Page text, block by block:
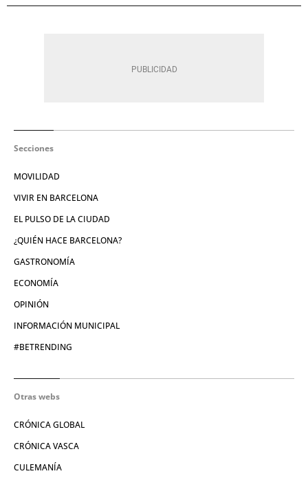
Secciones
MOVILIDAD
VIVIR EN BARCELONA
EL PULSO DE LA CIUDAD
¿QUIÉN HACE BARCELONA?
GASTRONOMÍA
ECONOMÍA
OPINIÓN
INFORMACIÓN MUNICIPAL
#BETRENDING
Otras webs
CRÓNICA GLOBAL
CRÓNICA VASCA
CULEMANÍA